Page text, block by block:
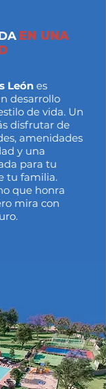
EN UNA
León es
desarrollo
de vida. Un
disfrutar de
amenidades
y una
para tu
tu familia.
que honra
mira con